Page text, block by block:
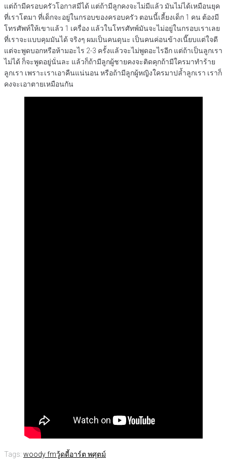
แต่ถ้ามีครอบครัวโอกาสมีได้ แต่ถ้ามีลูกคงจะไม่มีแล้ว มันไม่ได้เหมือนยุค
ที่เราโตมา ที่เด็กจะอยู่ในกรอบของครอบครัว ตอนนี้เลี้ยงเด็ก 1 คน ต้องมี
โทรศัพท์ให้เขาแล้ว 1 เครื่อง แล้วในโทรศัทพ์มันจะไม่อยู่ในกรอบเราเลย
ที่เราจะแบบคุมมันได้ จริงๆ ผมเป็นคนดุนะ เป็นคนค่อนข้างเนี๊ยบแต่ใจดี
แต่จะพูดบอกหรือห้ามอะไร 2-3 ครั้งแล้วจะไม่พูดอะไรอีก แต่ถ้าเป็นลูกเรา
ไม่ได้ ก็จะพูดอยู่นั่นละ แล้วก็ถ้ามีลูกผู้ชายคงจะติดคุกถ้ามีใครมาทำร้าย
ลูกเรา เพราะเราเอาคืนแน่นอน หรือถ้ามีลูกผู้หญิงใครมาปล้ำลูกเรา เราก็
คงจะเอาตายเหมือนกัน
Tags: woody fmวู้ดดี้อาร์ต พศุตม์